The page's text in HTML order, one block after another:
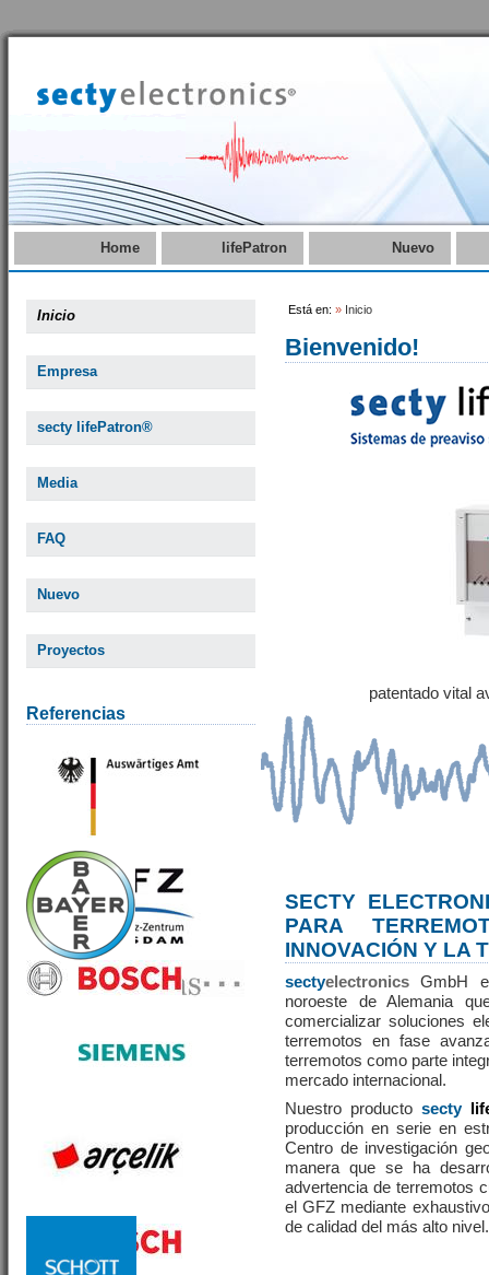
Home lifePatron Nuevo
Inicio
Empresa
secty lifePatron®
Media
FAQ
Nuevo
Proyectos
Referencias
Está en: » Inicio
Bienvenido!
patentado vital
SECTY
PARA
INNOVACIÓN Y LA
sectyelectronics GmbH
noroeste de Alemania
comercializar soluciones
terremotos en fase
terremotos como parte
mercado internacional.
Nuestro productosecty
producción en serie en
Centro de investigación
manera que se ha
advertencia de terremotos
el GFZ mediante
de calidad del más alto nivel.